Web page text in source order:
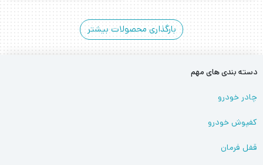
بارگذاری محصولات بیشتر
دسته بندی های مهم
چادر خودرو
کفپوش خودرو
قفل فرمان